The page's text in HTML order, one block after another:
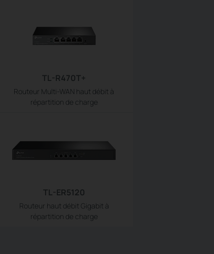
TL-R470T+
Routeur Multi-WAN haut débit à
répartition de charge
TL-ER5120
Routeur haut débit Gigabit à
répartition de charge